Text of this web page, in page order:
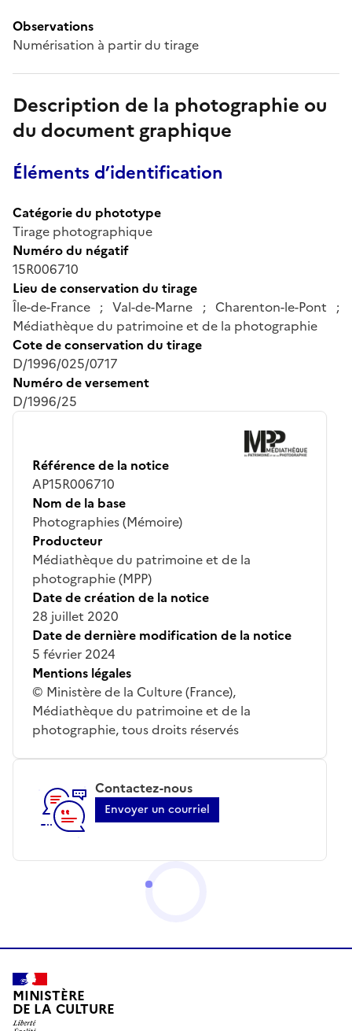
Observations
Numérisation à partir du tirage
Description de la photographie ou
du document graphique
Éléments d’identification
Catégorie du phototype
Tirage photographique
Numéro du négatif
15R006710
Lieu de conservation du tirage
Île-de-France ; Val-de-Marne ; Charenton-le-Pont ;
Médiathèque du patrimoine et de la photographie
Cote de conservation du tirage
D/1996/025/0717
Numéro de versement
D/1996/25
Référence de la notice
AP15R006710
Nom de la base
Photographies (Mémoire)
Producteur
Médiathèque du patrimoine et de la
photographie (MPP)
Date de création de la notice
28 juillet 2020
Date de dernière modification de la notice
5 février 2024
Mentions légales
© Ministère de la Culture (France),
Médiathèque du patrimoine et de la
photographie, tous droits réservés
Contactez-nous
Envoyer un courriel
MINISTÈRE
DE LA CULTURE